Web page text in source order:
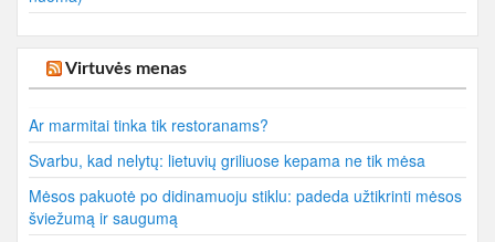
Virtuvės menas
Ar marmitai tinka tik restoranams?
Svarbu, kad nelytų: lietuvių griliuose kepama ne tik mėsa
Mėsos pakuotė po didinamuoju stiklu: padeda užtikrinti mėsos
šviežumą ir saugumą